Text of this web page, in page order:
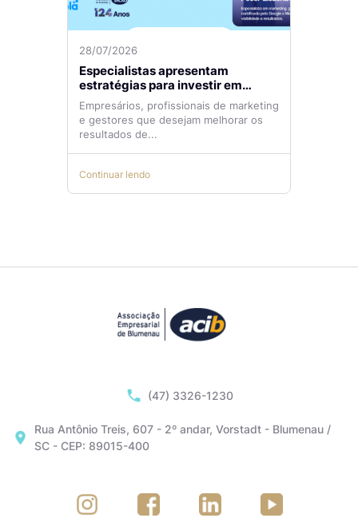
28/07/2026
Especialistas apresentam
estratégias para investir em
tráfego pago com mais eficiência
Empresários, profissionais de marketing
e gestores que desejam melhorar os
resultados de...
Continuar lendo
(47) 3326-1230
Rua Antônio Treis, 607 - 2º andar, Vorstadt - Blumenau /
SC - CEP: 89015-400